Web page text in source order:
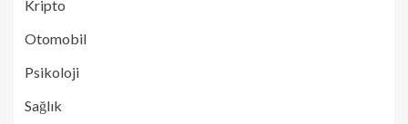
Kripto
Otomobil
Psikoloji
Sağlık